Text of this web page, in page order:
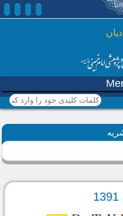
اصلی
کلمات کلیدی خود را وارد
کنید